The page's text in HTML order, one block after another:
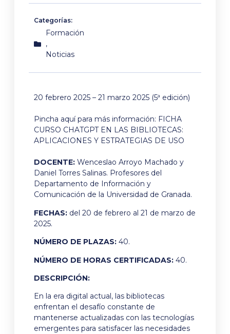
Categorías:
Formación
,
Noticias
20 febrero 2025 – 21 marzo 2025 (5ª edición)
Pincha aquí para más información: FICHA
CURSO CHATGPT EN LAS BIBLIOTECAS:
APLICACIONES Y ESTRATEGIAS DE USO
DOCENTE: Wenceslao Arroyo Machado y
Daniel Torres Salinas. Profesores del
Departamento de Información y
Comunicación de la Universidad de Granada.
FECHAS: del 20 de febrero al 21 de marzo de
2025.
NÚMERO DE PLAZAS: 40.
NÚMERO DE HORAS CERTIFICADAS: 40.
DESCRIPCIÓN:
En la era digital actual, las bibliotecas
enfrentan el desafío constante de
mantenerse actualizadas con las tecnologías
emergentes para satisfacer las necesidades